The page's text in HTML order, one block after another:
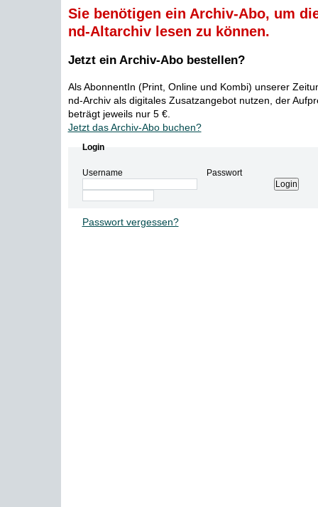
Sie benötigen ein Archiv-Abo, um
nd-Altarchiv lesen zu können.
Jetzt ein Archiv-Abo bestellen?
Als AbonnentIn (Print, Online und Kombi) unserer
nd-Archiv als digitales Zusatzangebot nutzen, der
beträgt jeweils nur 5 €.
Jetzt das Archiv-Abo buchen?
Login
Username Passwort
Passwort vergessen?